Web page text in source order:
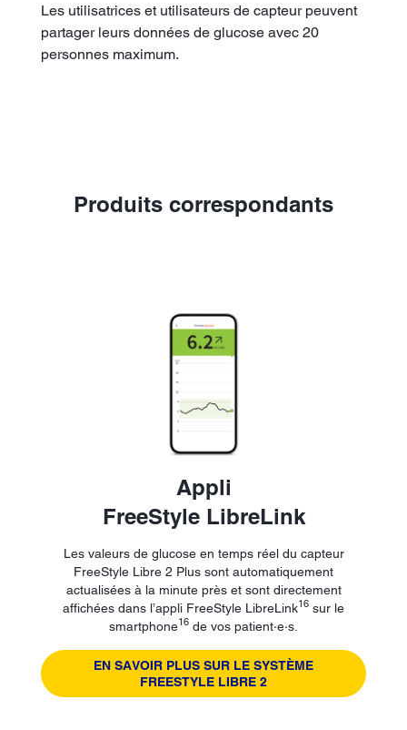
Les utilisatrices et utilisateurs de capteur peuvent
partager leurs données de glucose avec 20
personnes maximum.
Produits correspondants
Appli
FreeStyle LibreLink
Les valeurs de glucose en temps réel du capteur
FreeStyle Libre 2 Plus sont automatiquement
actualisées à la minute près et sont directement
affichées dans l’appli FreeStyle LibreLink16 sur le
smartphone16 de vos patient·e·s.
EN SAVOIR PLUS SUR LE SYSTÈME
FREESTYLE LIBRE 2